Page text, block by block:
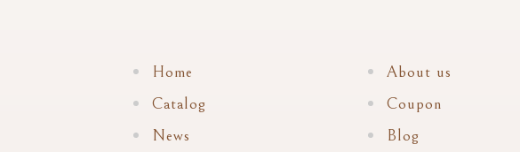
Home About us
Catalog
Coupon
News
Blog